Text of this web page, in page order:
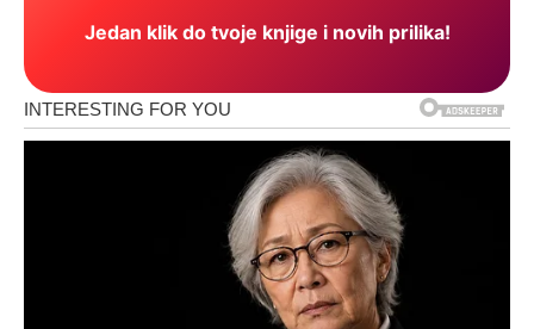
Jedan klik do tvoje knjige i novih prilika!